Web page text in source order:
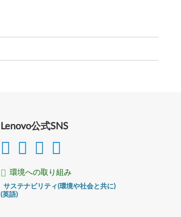
Lenovo公式SNS
環境への取り組み
サステナビリティ(環境や社会と共に)
(英語)